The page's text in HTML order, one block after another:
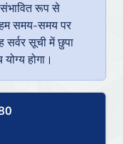
रूप से
हम समय-समय पर
सूची में छुपा
होगा।